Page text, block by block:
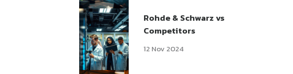
Rohde & Schwarz vs
Competitors
12 Nov 2024